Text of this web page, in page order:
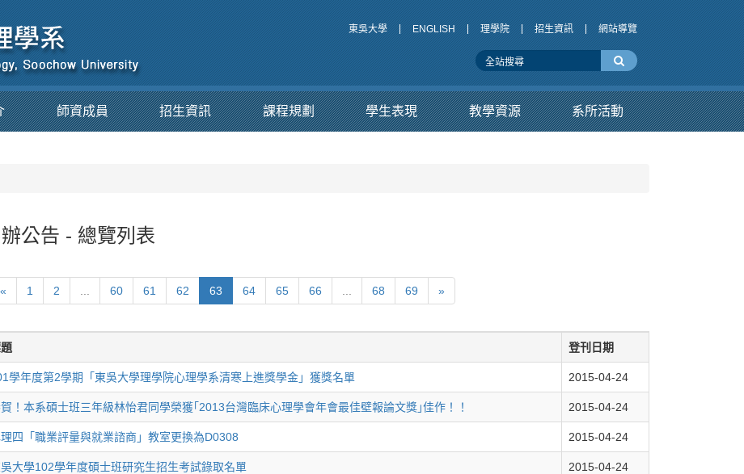
東吳大學 ENGLISH 理學院 招生資訊 網站導覽
師資成員 招生資訊 課程規劃 學生表現 教學資源 系所活動
公告 - 總覽列表
« 1 2 60 61 62 63 64 65 66 68 69 »
登刊日期
學年度第2學期「東吳大學理學院心理學系清寒上進獎學金」獲獎名單 2015-04-24
！本系碩士班三年級林怡君同學榮獲｢2013台灣臨床心理學會年會最佳壁報論文獎｣佳作！！ 2015-04-24
四「職業評量與就業諮商」教室更換為D0308 2015-04-24
大學102學年度碩士班研究生招生考試錄取名單 2015-04-24